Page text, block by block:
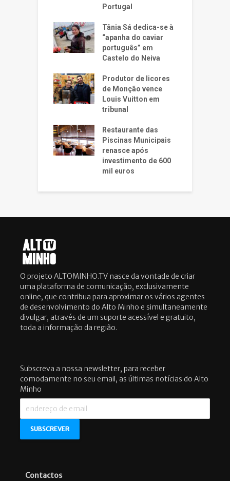
Portugal
Tânia Sá dedica-se à
“apanha do caviar
português” em
Castelo do Neiva
Produtor de licores
de Monção vence
Louis Vuitton em
tribunal
Restaurante das
Piscinas Municipais
renasce após
investimento de 600
mil euros
O projeto ALTOMINHO.TV nasce da vontade de criar
uma plataforma de comunicação, exclusivamente
online, que contribua para aproximar os vários agentes
de desenvolvimento do Alto Minho e simultaneamente
divulgar, através de um suporte acessível e gratuito,
toda a informação da região.
Subscreva a nossa newsletter, para receber
comodamente no seu email, as últimas notícias do Alto
Minho
Contactos